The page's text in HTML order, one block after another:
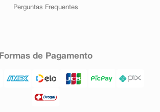
Perguntas Frequentes
Formas de Pagamento